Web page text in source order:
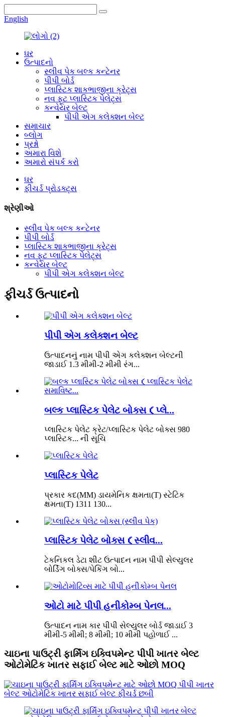
English
ઘર
ઉત્પાદનો
સ્લીવ પેક બલ્ક કન્ટેનર
પીપી બોર્ડ
પ્લાસ્ટિક શાકભાજીના ક્રેટ્સ
નવ ફૂટ પ્લાસ્ટિક પેલેટ્સ
કન્વેયર બેલ્ટ
પીપી એગ કલેક્શન બેલ્ટ
સમાચાર
બ્લોગ
પ્રશ્નો
અમારા વિશે
અમારો સંપર્ક કરો
ઘર
ફીચર્ડ પ્રોડક્ટ્સ
શ્રેણીઓ
સ્લીવ પેક બલ્ક કન્ટેનર
પીપી બોર્ડ
પ્લાસ્ટિક શાકભાજીના ક્રેટ્સ
નવ ફૂટ પ્લાસ્ટિક પેલેટ્સ
કન્વેયર બેલ્ટ
પીપી એગ કલેક્શન બેલ્ટ
ફીચર્ડ ઉત્પાદનો
પીપી એગ કલેક્શન બેલ્ટ
ઉત્પાદનનું નામ પીપી એગ કલેક્શન બેલ્ટની
જાડાઈ 1.3 મીમી-2 મીમી રંગ...
બલ્ક પ્લાસ્ટિક પેલેટ બોક્સ（પ્લે...
પ્લાસ્ટિક પેલેટ ક્રેટ/પ્લાસ્ટિક પેલેટ બોક્સ 980
પ્લાસ્ટિક... ની સૂચિ
પ્લાસ્ટિક પેલેટ
પ્રકાર કદ(MM) ડાયમેનિક ક્ષમતા(T) સ્ટેટિક
ક્ષમતા(T) 1311 130...
પ્લાસ્ટિક પેલેટ બોક્સ（સ્લીવ...
ટેકનિકલ ડેટા શીટ ઉત્પાદન નામ પીપી સેલ્યુલર
બોર્ડિંગ બોક્સ/પેકિંગ બો...
ઓટો માટે પીપી હનીકોમ્બ પેનલ...
ઉત્પાદન નામ કાર પીપી સેલ્યુલર બોર્ડ જાડાઈ 3
મીમી-5 મીમી; 8 મીમી; 10 મીમી પહોળાઈ ...
ચાઇના પાઉટ્રી ફાર્મિંગ ઇક્વિપમેન્ટ પીપી ખાતર બેલ્ટ
ઓટોમેટિક ખાતર સફાઈ બેલ્ટ માટે ઓછો MOQ